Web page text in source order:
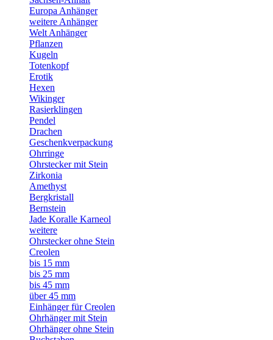
Europa Anhänger
weitere Anhänger
Welt Anhänger
Pflanzen
Kugeln
Totenkopf
Erotik
Hexen
Wikinger
Rasierklingen
Pendel
Drachen
Geschenkverpackung
Ohrringe
Ohrstecker mit Stein
Zirkonia
Amethyst
Bergkristall
Bernstein
Jade Koralle Karneol
weitere
Ohrstecker ohne Stein
Creolen
bis 15 mm
bis 25 mm
bis 45 mm
über 45 mm
Einhänger für Creolen
Ohrhänger mit Stein
Ohrhänger ohne Stein